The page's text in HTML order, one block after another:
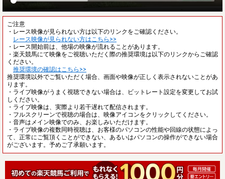
ご注意
・レース映像が見られない方は以下のリンクをご確認ください。
レース映像が見られない方はこちら>>
・レース開始前は、他場の映像が流れることがあります。
・楽天競馬にて映像をご視聴いただく際の推奨環境は以下のリンクからご確認
ください。
推奨環境の確認はこちら>>
推奨環境以外でご覧いただく場合、画面や映像が正しく表示されないことがあ
ります。
・ライブ映像がうまく視聴できない場合は、ビットレート設定を変更してお試
しください。
・ライブ映像は、実際より若干遅れて配信されます。
・フルスクリーンで視聴の場合は、映像アイコンをクリックしてください。
・音声はメイン映像でのみ、お楽しみいただけます。
・ライブ映像の複数同時視聴は、お客様のパソコンの性能や回線の状態によっ
て、正常にご覧頂くことができない、あるいはパソコンの操作ができない場合
がございます。予めご了承願います。